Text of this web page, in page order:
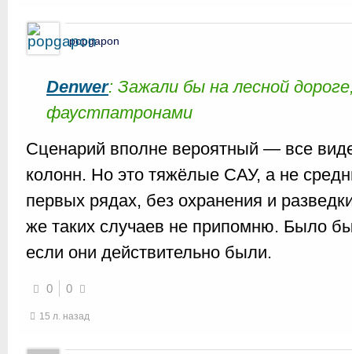
popgapon
Denwer: Зажали бы на лесной
фаустпатронами
Сценарий вполне вероятный — все
колонн. Но это тяжёлые САУ, а не
первых рядах, без охранения и
же таких случаев не припомню. Было
если они действительно были.
0 0
15 л. назад